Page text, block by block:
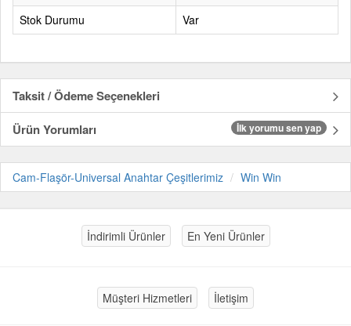
Stok Durumu
Var
Taksit / Ödeme Seçenekleri
Ürün Yorumları
İlk yorumu sen yap
Cam-Flaşör-Universal Anahtar Çeşitlerimiz Win Win
İndirimli Ürünler En Yeni Ürünler
Müşteri Hizmetleri İletişim